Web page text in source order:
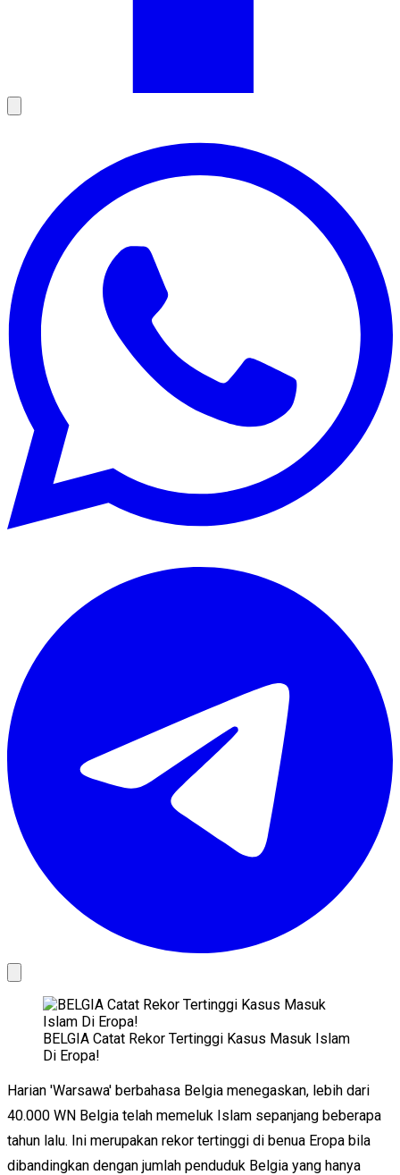
BELGIA Catat Rekor Tertinggi Kasus Masuk Islam
Di Eropa!
Harian 'Warsawa' berbahasa Belgia menegaskan, lebih dari
40.000 WN Belgia telah memeluk Islam sepanjang beberapa
tahun lalu. Ini merupakan rekor tertinggi di benua Eropa bila
dibandingkan dengan jumlah penduduk Belgia yang hanya